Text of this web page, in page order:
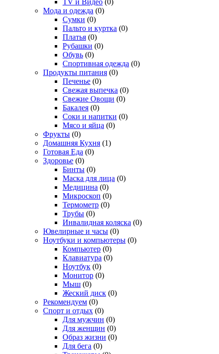
Мода и одежда (0)
Сумки (0)
Пальто и куртка (0)
Платья (0)
Рубашки (0)
Обувь (0)
Спортивная одежда (0)
Продукты питания (0)
Печенье (0)
Свежая выпечка (0)
Свежие Овощи (0)
Бакалея (0)
Соки и напитки (0)
Мясо и яйца (0)
Фрукты (0)
Домашняя Кухня (1)
Готовая Еда (0)
Здоровье (0)
Бинты (0)
Маска для лица (0)
Медицина (0)
Микроскоп (0)
Термометр (0)
Трубы (0)
Инвалидная коляска (0)
Ювелирные и часы (0)
Ноутбуки и компьютеры (0)
Компьютер (0)
Клавиатура (0)
Ноутбук (0)
Монитор (0)
Мыш (0)
Жеский диск (0)
Рекомендуем (0)
Спорт и отдых (0)
Для мужчин (0)
Для женщин (0)
Образ жизни (0)
Для бега (0)